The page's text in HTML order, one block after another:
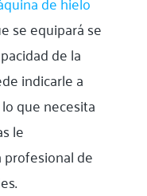
se equipará se
de la
indicarle a
que necesita
le
de